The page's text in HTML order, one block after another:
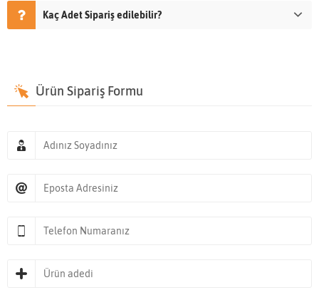
Kaç Adet Sipariş edilebilir?
Ürün Sipariş Formu